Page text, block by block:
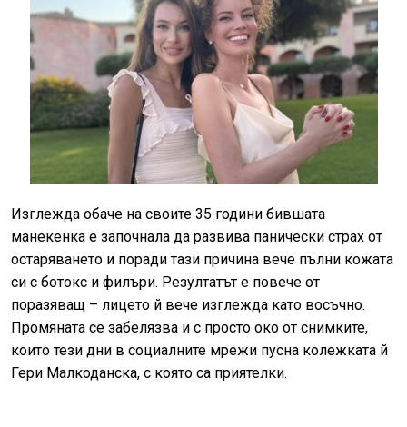
Изглежда обаче на своите 35 години бившата
манекенка е започнала да развива панически страх от
остаряването и поради тази причина вече пълни кожата
си с ботокс и филъри. Резултатът е повече от
поразяващ – лицето й вече изглежда като восъчно.
Промяната се забелязва и с просто око от снимките,
които тези дни в социалните мрежи пусна колежката й
Гери Малкоданска, с която са приятелки.